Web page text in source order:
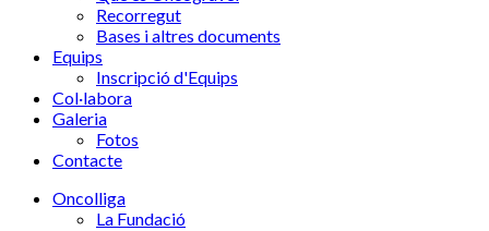
Recorregut
Bases i altres documents
Equips
Inscripció d'Equips
Col·labora
Galeria
Fotos
Contacte
Oncolliga
La Fundació